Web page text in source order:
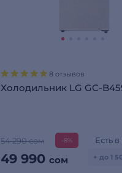
8 отзывов
Холодильник LG GC-
54 290 сом -8%
49 990сом
Есть
+ до 1